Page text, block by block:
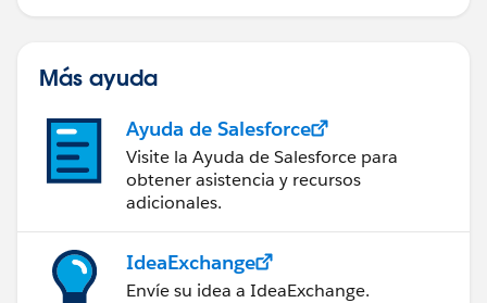
Más ayuda
Ayuda de Salesforce
Visite la Ayuda de Salesforce para
obtener asistencia y recursos
adicionales.
IdeaExchange
Envíe su idea a IdeaExchange.